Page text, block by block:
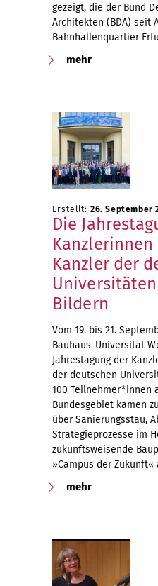
gezeigt, die der Bund
Architekten (BDA) seit
Bahnhallenquartier
mehr
Erstellt: 26. September
Die
Kanzlerinnen
Kanzler der
Bildern
Vom 19. bis 21.
Bauhaus-Universität
Jahrestagung der
der deutschen
100 Teilnehmer*innen
Bundesgebiet kamen
über Sanierungsstau,
Strategieprozesse im
zukunftsweisende
»Campus der Zukunft«
mehr